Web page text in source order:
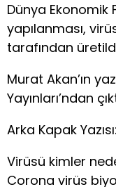
Dünya Ekonomik
yapılanması,
tarafından
Murat Akan’ın
Yayınları’ndan
Arka Kapak Yazısı:
Virüsü kimler
Corona virüs